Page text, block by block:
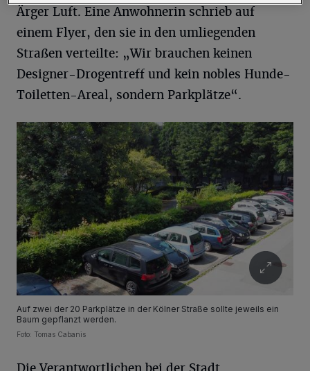
Ärger Luft. Eine Anwohnerin schrieb auf
einem Flyer, den sie in den umliegenden
Straßen verteilte: „Wir brauchen keinen
Designer-Drogentreff und kein nobles Hunde-
Toiletten-Areal, sondern Parkplätze“.
Auf zwei der 20 Parkplätze in der Kölner Straße sollte jeweils ein
Baum gepflanzt werden.
Foto: Tomas Cabanis